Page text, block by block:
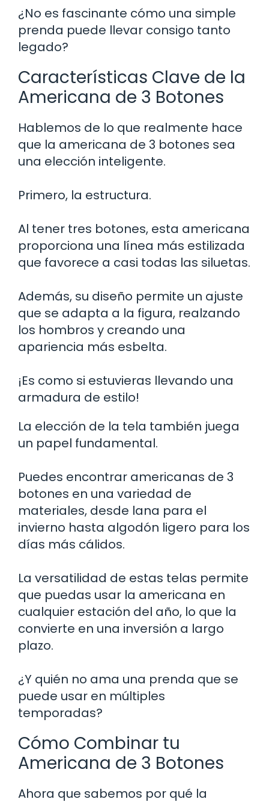
¿No es fascinante cómo una simple
prenda puede llevar consigo tanto
legado?
Características Clave de la
Americana de 3 Botones
Hablemos de lo que realmente hace
que la americana de 3 botones sea
una elección inteligente.
Primero, la estructura.
Al tener tres botones, esta americana
proporciona una línea más estilizada
que favorece a casi todas las siluetas.
Además, su diseño permite un ajuste
que se adapta a la figura, realzando
los hombros y creando una
apariencia más esbelta.
¡Es como si estuvieras llevando una
armadura de estilo!
La elección de la tela también juega
un papel fundamental.
Puedes encontrar americanas de 3
botones en una variedad de
materiales, desde lana para el
invierno hasta algodón ligero para los
días más cálidos.
La versatilidad de estas telas permite
que puedas usar la americana en
cualquier estación del año, lo que la
convierte en una inversión a largo
plazo.
¿Y quién no ama una prenda que se
puede usar en múltiples
temporadas?
Cómo Combinar tu
Americana de 3 Botones
Ahora que sabemos por qué la